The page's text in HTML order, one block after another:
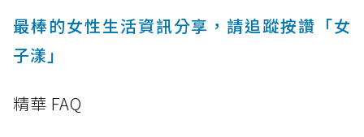
最棒的女性生活資訊分享，請追蹤按讚「女
子漾」
精華 FAQ